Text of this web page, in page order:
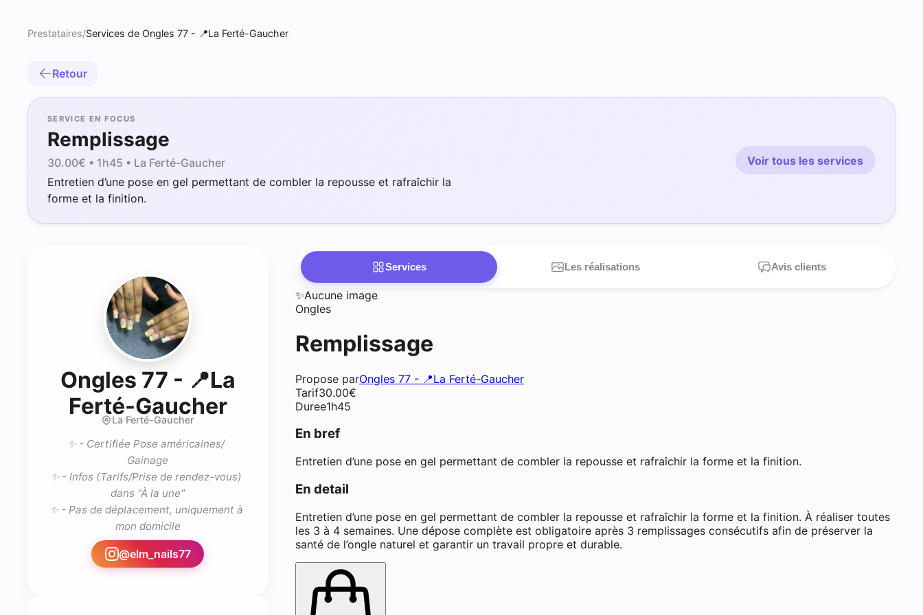
Prestataires/Services de Ongles 77 - 📍La Ferté-Gaucher
Retour
SERVICE EN FOCUS
Remplissage
30.00€ • 1h45 • La Ferté-Gaucher
Entretien d’une pose en gel permettant de combler la repousse et rafraîchir la
forme et la finition.
Voir tous les services
Ongles 77 - 📍La
Ferté-Gaucher- Prothésiste ongulaire à La Ferté-Gaucher
La Ferté-Gaucher
✨ - Certifiée Pose américaines/
Gainage
✨ - Infos (Tarifs/Prise de rendez-vous)
dans "À la une"
✨ - Pas de déplacement, uniquement à
mon domicile
@elm_nails77
Services Les réalisations Avis clients
✨Aucune image
Ongles
Remplissage
Propose parOngles 77 - 📍La Ferté-Gaucher
Tarif30.00€
Duree1h45
En bref
Entretien d’une pose en gel permettant de combler la repousse et rafraîchir la forme et la finition.
En detail
Entretien d’une pose en gel permettant de combler la repousse et rafraîchir la forme et la finition. À réaliser toutes
les 3 à 4 semaines. Une dépose complète est obligatoire après 3 remplissages consécutifs afin de préserver la
santé de l’ongle naturel et garantir un travail propre et durable.